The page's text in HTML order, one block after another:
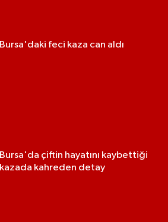
Bursa'daki feci kaza can aldı
Bursa'da çiftin hayatını kaybettiği
kazada kahreden detay